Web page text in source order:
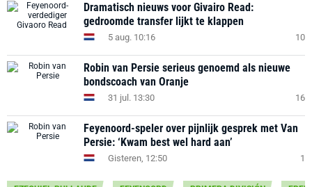
Dramatisch nieuws voor Givairo Read:
gedroomde transfer lijkt te klappen
5 aug. 10:16 10
Robin van Persie serieus genoemd als nieuwe
bondscoach van Oranje
31 jul. 13:30 16
Feyenoord-speler over pijnlijk gesprek met Van
Persie: ‘Kwam best wel hard aan’
Gisteren, 12:50 1